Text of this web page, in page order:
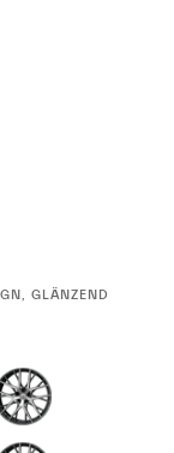
GLÄNZEND